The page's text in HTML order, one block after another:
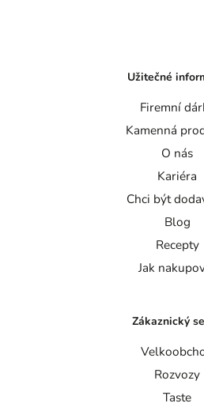
Užitečné
Firemní
Kamenná
O nás
Kariéra
Chci být
Blog
Recepty
Jak
Zákaznický
Rozvozy
Taste